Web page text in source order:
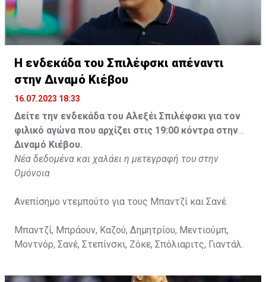
Η ενδεκάδα του Σπιλέφσκι απέναντι
στην Διναμό Κιέβου
16.07.2023 18:33
Δείτε την ενδεκάδα του Αλεξέι Σπιλέφσκι για τον
φιλικό αγώνα που αρχίζει στις 19:00 κόντρα στην
Διναμό Κιέβου.
Νέα δεδομένα και χαλάει η μετεγραφή του στην
Ομόνοια
Ανεπίσημο ντεμπούτο για τους Μπαντζί και Σανέ.
Μπαντζί, Μπράουν, Καζού, Δημητρίου, Μεντιούμπ,
Μοντνόρ, Σανέ, Στεπίνσκι, Ζόκε, Σπόλιαριτς, Γιαντάλ.